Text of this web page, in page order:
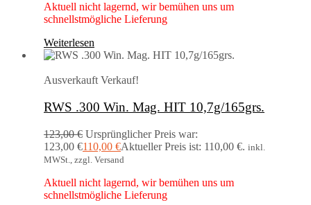
Aktuell nicht lagernd, wir bemühen uns um
schnellstmögliche Lieferung
Weiterlesen
Ausverkauft Verkauf!
RWS .300 Win. Mag. HIT 10,7g/165grs.
123,00€ Ursprünglicher Preis war:
123,00 €110,00 €Aktueller Preis ist: 110,00 €. inkl.
MWSt., zzgl. Versand
Aktuell nicht lagernd, wir bemühen uns um
schnellstmögliche Lieferung